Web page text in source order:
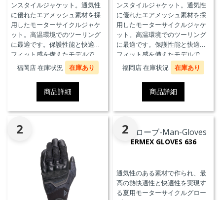
ンスタイルジャケット。通気性
に優れたエアメッシュ素材を採
用したモーターサイクルジャケ
ット。高温環境でのツーリング
に最適です。保護性能と快適な
フィット感を備えたモデルで
す。
福岡店 在庫状況 在庫あり
商品詳細
ンスタイルジャケット。通気性
に優れたエアメッシュ素材を採
用したモーターサイクルジャケ
ット。高温環境でのツーリング
に最適です。保護性能と快適な
フィット感を備えたモデルで
す。
福岡店 在庫状況 在庫あり
商品詳細
2 2
ERMEX GLOVES 636
通気性のある素材で作られ、最
高の熱快適性と快適性を実現す
る夏用モーターサイクルグロー